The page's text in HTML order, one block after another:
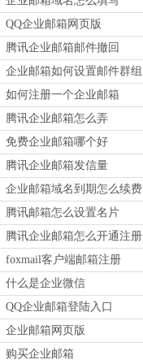
QQ企业邮箱网页版
腾讯企业邮箱邮件撤回
企业邮箱如何设置邮件群组
如何注册一个企业邮箱
腾讯企业邮箱怎么弄
免费企业邮箱哪个好
腾讯企业邮箱发信量
企业邮箱域名到期怎么续费
腾讯邮箱怎么设置名片
腾讯企业邮箱怎么开通注册
foxmail客户端邮箱注册
什么是企业微信
QQ企业邮箱登陆入口
企业邮箱网页版
购买企业邮箱